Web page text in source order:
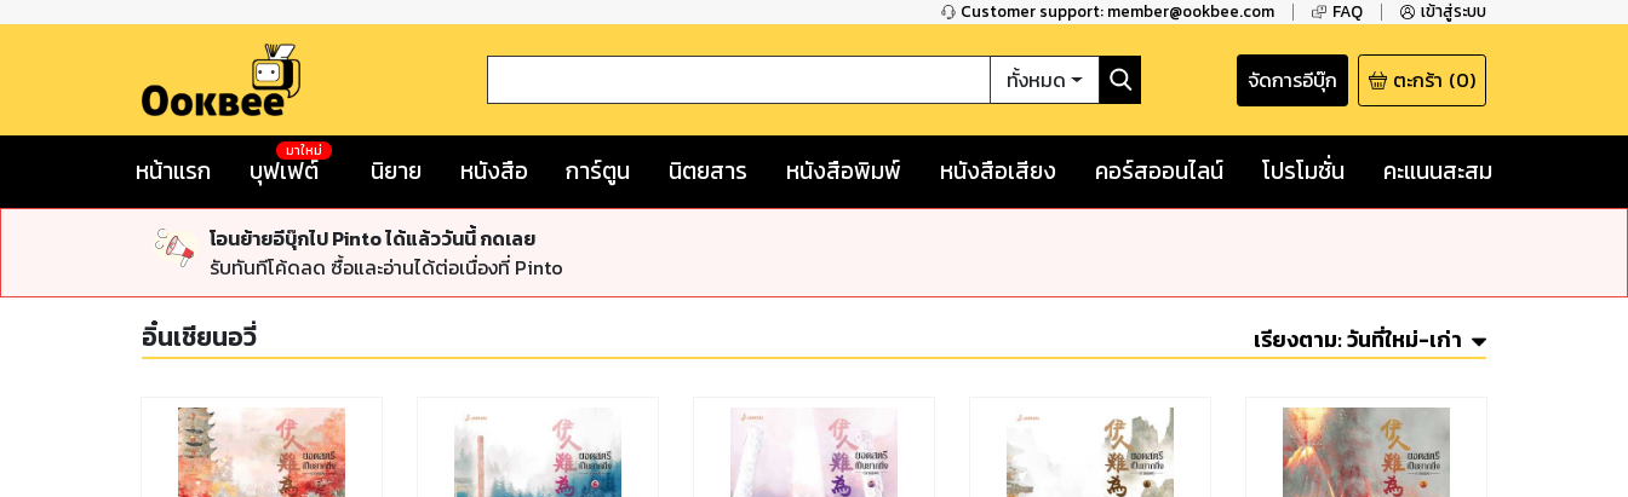
Customer support: member@ookbee.com FAQ เข้าสู่ระบบ
ทั้งหมด จัดการอีบุ๊ก ตะกร้า (0)
หน้าแรก บุฟเฟต์
มาใหม่
นิยาย หนังสือ การ์ตูน นิตยสาร หนังสือพิมพ์ หนังสือเสียง คอร์สออนไลน์ โปรโมชั่น คะแนนสะสม
โอนย้ายอีบุ๊กไป Pinto ได้แล้ววันนี้ กดเลย
รับทันทีโค้ดลด ซื้อและอ่านได้ต่อเนื่องที่ Pinto
อิ๋นเชียนอวี่ เรียงตาม:วันที่ใหม่-เก่า